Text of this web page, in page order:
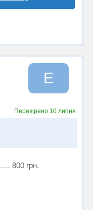
E
Перевірено 10 липня
800 грн.